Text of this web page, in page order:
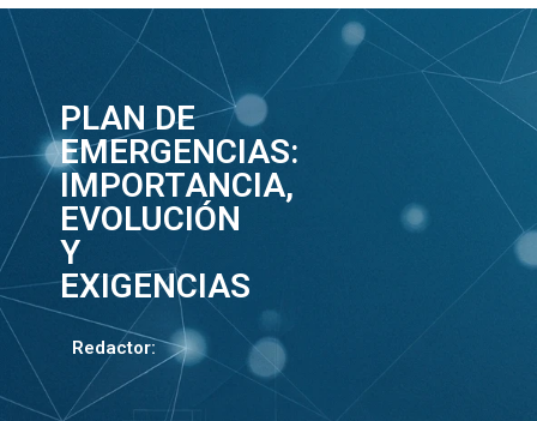
PLAN DE
EMERGENCIAS:
IMPORTANCIA,
EVOLUCIÓN
Y
EXIGENCIAS
Redactor: